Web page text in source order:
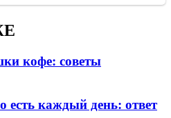
кофе: советы
есть каждый день: ответ